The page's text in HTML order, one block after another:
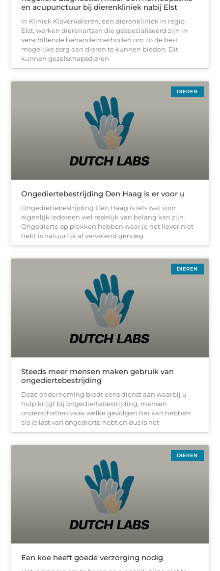
en acupunctuur bij dierenkliniek nabij Elst
In Kliniek Klaver4dieren, een dierenkliniek in regio
Elst, werken dierenartsen die gespecialiseerd zijn in
verschillende behandelmethoden om zo de best
mogelijke zorg aan dieren te kunnen bieden. Dit
kunnen gezelschapsdieren
DIEREN
Ongediertebestrijding Den Haag is er voor u
Ongediertebestrijding Den Haag is iets wat voor
eigenlijk iedereen wel redelijk van belang kan zijn.
Ongedierte op plekken hebben waar je het liever niet
hebt is natuurlijk al vervelend genoeg.
DIEREN
Steeds meer mensen maken gebruik van
ongediertebestrijding
Deze onderneming biedt eens dienst aan waarbij u
hulp krijgt bij ongediertebestrijding, mensen
onderschatten vaak welke gevolgen het kan hebben
als je last van ongedierte hebt en dus is het
DIEREN
Een koe heeft goede verzorging nodig